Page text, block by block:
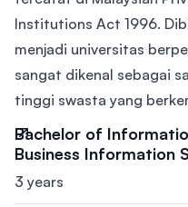
Institutions Act 1996.
menjadi universitas
sangat dikenal sebagai
tinggi swasta yang
Bachelor of
Business Information
3 years